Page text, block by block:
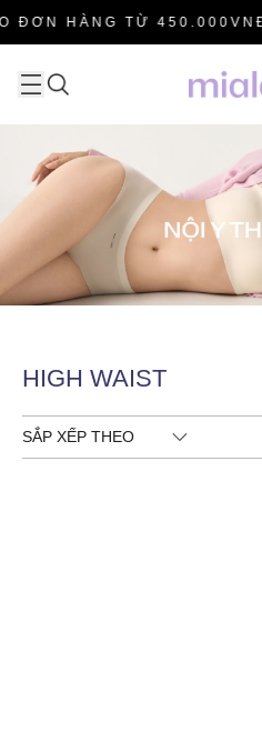
ĐƠN HÀNG TỪ 450.000VNĐ
HIGH WAIST
SẮP XẾP THEO